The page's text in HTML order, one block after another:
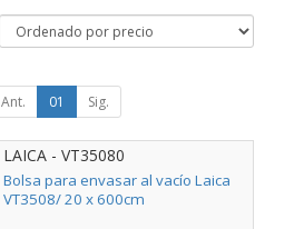
Ant. 01 Sig.
LAICA - VT35080
Bolsa para envasar al vacío Laica
VT3508/ 20 x 600cm